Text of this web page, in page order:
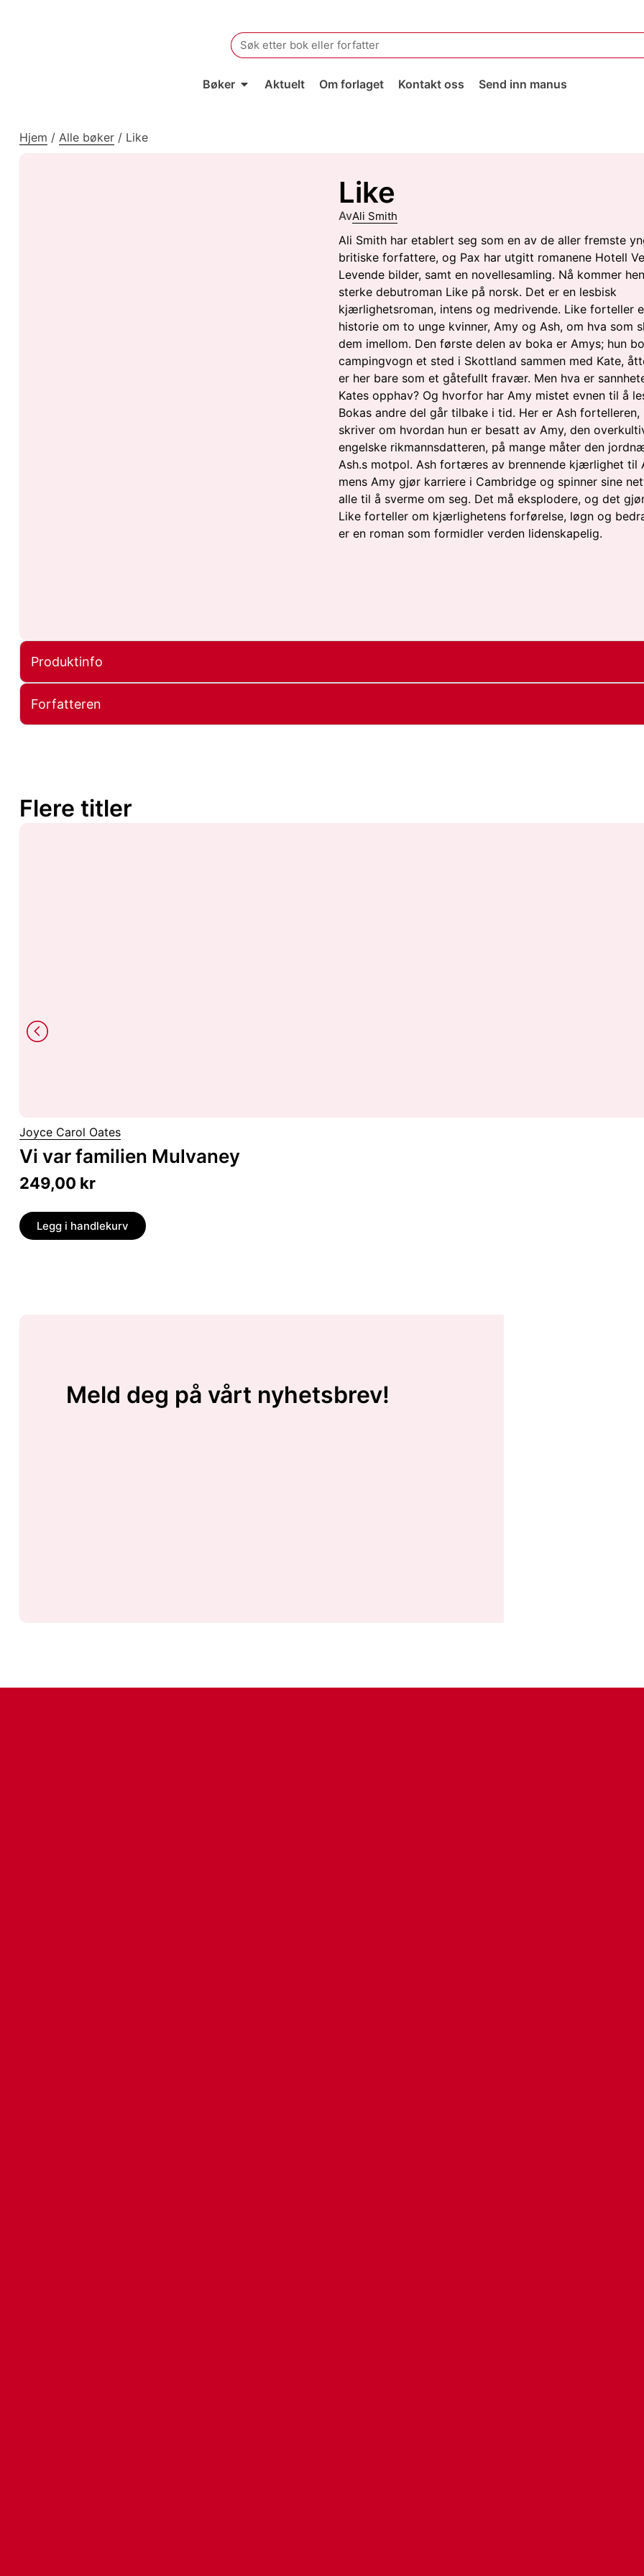
Search
for:
Bøker Aktuelt Om forlaget Kontakt oss Send inn manus
Hjem / Alle bøker / Like
Like
AvAli Smith
Ali Smith har etablert seg som en av de aller fremste
britiske forfattere, og Pax har utgitt romanene Hotell
Levende bilder, samt en novellesamling. Nå kommer
sterke debutroman Like på norsk. Det er en lesbisk
kjærlighetsroman, intens og medrivende. Like forteller
historie om to unge kvinner, Amy og Ash, om hva som
dem imellom. Den første delen av boka er Amys; hun
campingvogn et sted i Skottland sammen med Kate,
er her bare som et gåtefullt fravær. Men hva er
Kates opphav? Og hvorfor har Amy mistet evnen til å
Bokas andre del går tilbake i tid. Her er Ash fortelleren,
skriver om hvordan hun er besatt av Amy, den
engelske rikmannsdatteren, på mange måter den
Ash.s motpol. Ash fortæres av brennende kjærlighet til
mens Amy gjør karriere i Cambridge og spinner sine
alle til å sverme om seg. Det må eksplodere, og det
Like forteller om kjærlighetens forførelse, løgn og
er en roman som formidler verden lidenskapelig.
Produktinfo
Forfatteren
Flere titler
Joyce Carol Oates
Vi var familien Mulvaney
249,00 kr
Legg i handlekurv
Meld deg på vårt nyhetsbrev!